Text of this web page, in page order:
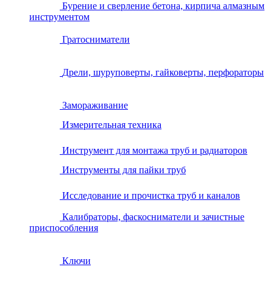
Бурение и сверление бетона, кирпича алмазным
инструментом
Гратосниматели
Дрели, шуруповерты, гайковерты, перфораторы
Замораживание
Измерительная техника
Инструмент для монтажа труб и радиаторов
Инструменты для пайки труб
Исследование и прочистка труб и каналов
Калибраторы, фаскосниматели и зачистные
приспособления
Ключи